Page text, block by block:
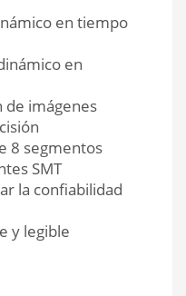
en tiempo
en
de imágenes
8 segmentos
SMT
la confiabilidad
y legible